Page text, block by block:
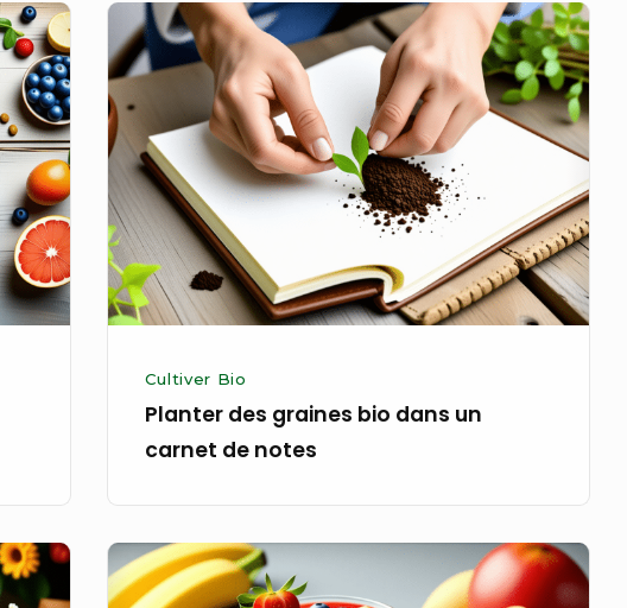
Planter
des
graines
bio
dans
un
carnet
de
notes
Cultiver Bio
Planter des graines bio dans un
carnet de notes
Inventer
un